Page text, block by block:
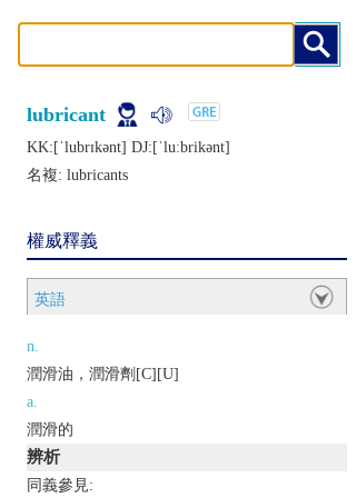
lubricant
KK:[ˈlubrɪkǝnt] DJ:[ˈluːbrikǝnt]
名複: lubricants
權威釋義
英語
n.
潤滑油，潤滑劑[C][U]
a.
潤滑的
辨析
同義參見: